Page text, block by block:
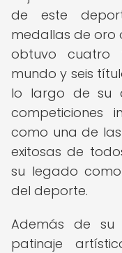
de este
medallas de oro
obtuvo cuatro
mundo y seis
lo largo de su
competiciones
como una de
exitosas de
su legado
del deporte.
Además de su
patinaje